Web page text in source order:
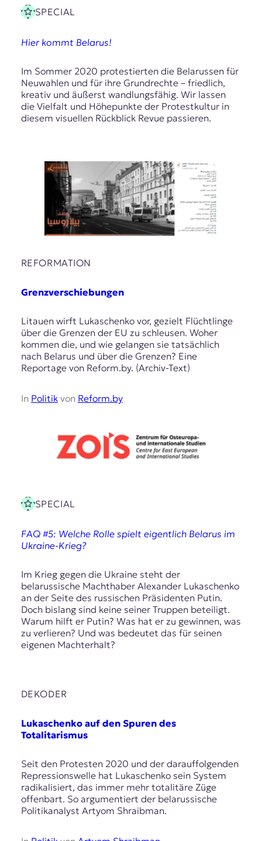
SPECIAL
Hier kommt Belarus!
Im Sommer 2020 protestierten die Belarussen für
Neuwahlen und für ihre Grundrechte – friedlich,
kreativ und äußerst wandlungsfähig. Wir lassen
die Vielfalt und Höhepunkte der Protestkultur in
diesem visuellen Rückblick Revue passieren.
REFORMATION
Grenzverschiebungen
Litauen wirft Lukaschenko vor, gezielt Flüchtlinge
über die Grenzen der EU zu schleusen. Woher
kommen die, und wie gelangen sie tatsächlich
nach Belarus und über die Grenzen? Eine
Reportage von Reform.by. (Archiv-Text)
In Politikvon Reform.by
SPECIAL
FAQ #5: Welche Rolle spielt eigentlich Belarus im
Ukraine-Krieg?
Im Krieg gegen die Ukraine steht der
belarussische Machthaber Alexander Lukaschenko
an der Seite des russischen Präsidenten Putin.
Doch bislang sind keine seiner Truppen beteiligt.
Warum hilft er Putin? Was hat er zu gewinnen, was
zu verlieren? Und was bedeutet das für seinen
eigenen Machterhalt?
DEKODER
Lukaschenko auf den Spuren des
Totalitarismus
Seit den Protesten 2020 und der darauffolgenden
Repressionswelle hat Lukaschenko sein System
radikalisiert, das immer mehr totalitäre Züge
offenbart. So argumentiert der belarussische
Politikanalyst Artyom Shraibman.